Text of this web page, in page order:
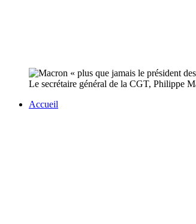
Le secrétaire général de la CGT, Philippe
Accueil